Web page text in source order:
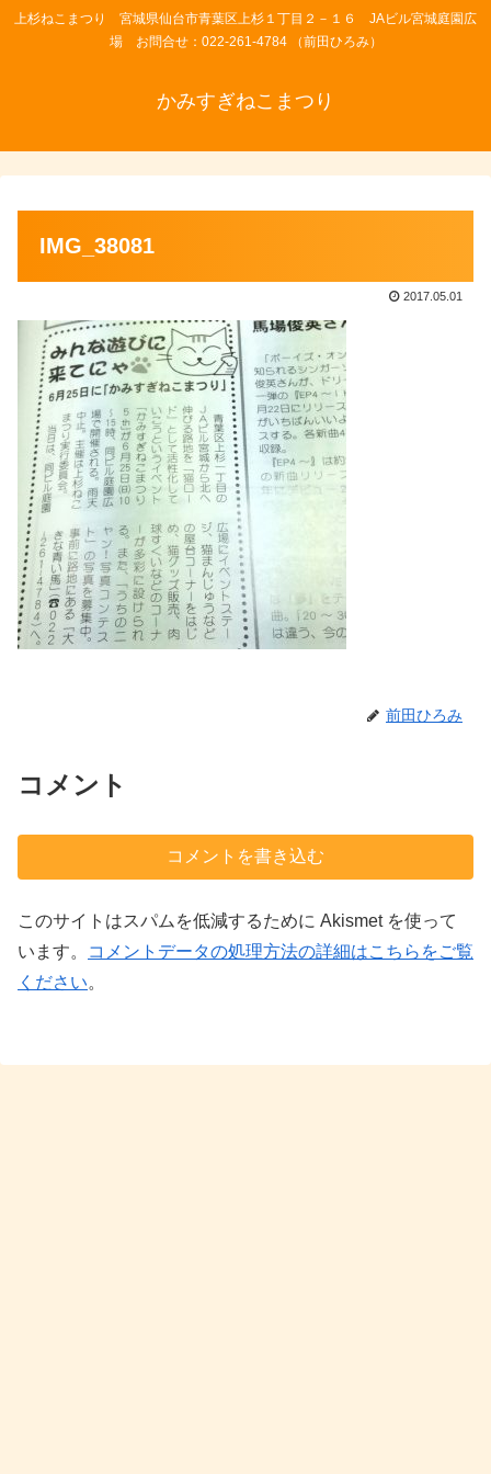
上杉ねこまつり 宮城県仙台市青葉区上杉１丁目２－１６ JAビル宮城庭園広
場 お問合せ：022-261-4784 （前田ひろみ）
かみすぎねこまつり
IMG_38081
2017.05.01
前田ひろみ
コメント
コメントを書き込む
このサイトはスパムを低減するために Akismet を使って
います。
コメントデータの処理方法の詳細はこちらをご覧
ください。